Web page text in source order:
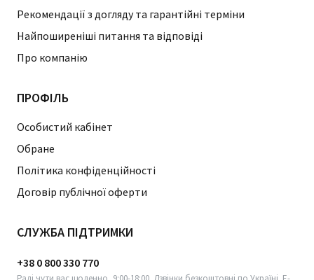
Рекомендації з догляду та гарантійні терміни
Найпоширеніші питання та відповіді
Про компанію
ПРОФІЛЬ
Особистий кабінет
Обране
Політика конфіденційності
Договір публічної оферти
СЛУЖБА ПІДТРИМКИ
+38 0 800 330 770